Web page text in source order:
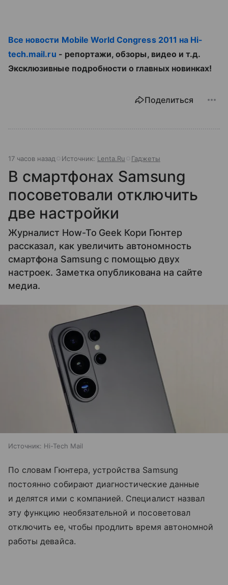
Все новости Mobile World Congress 2011 на Hi-
tech.mail.ru - репортажи, обзоры, видео и т.д.
Эксклюзивные подробности о главных новинках!
Поделиться
17 часов назад Источник: Lenta.Ru Гаджеты
В смартфонах Samsung
посоветовали отключить
две настройки
Журналист How-To Geek Кори Гюнтер
рассказал, как увеличить автономность
смартфона Samsung с помощью двух
настроек. Заметка опубликована на сайте
медиа.
Источник: Hi-Tech Mail
По словам Гюнтера, устройства Samsung
постоянно собирают диагностические данные
и делятся ими с компанией. Специалист назвал
эту функцию необязательной и посоветовал
отключить ее, чтобы продлить время автономной
работы девайса.